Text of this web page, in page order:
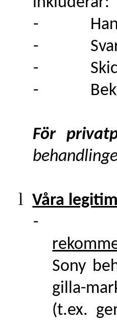
-
-
-
-
För
l Våra
-
Sony
gilla-
(t.ex.